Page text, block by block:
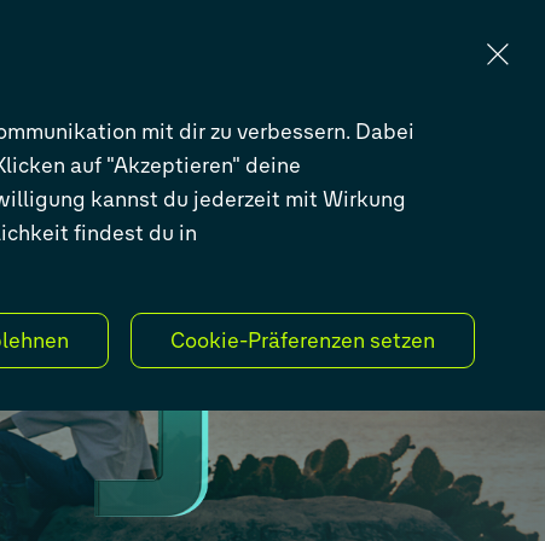
mit dir zu verbessern. Dabei
auf "Akzeptieren" deine
kannst du jederzeit mit Wirkung
findest du in
Cookie-Präferenzen setzen